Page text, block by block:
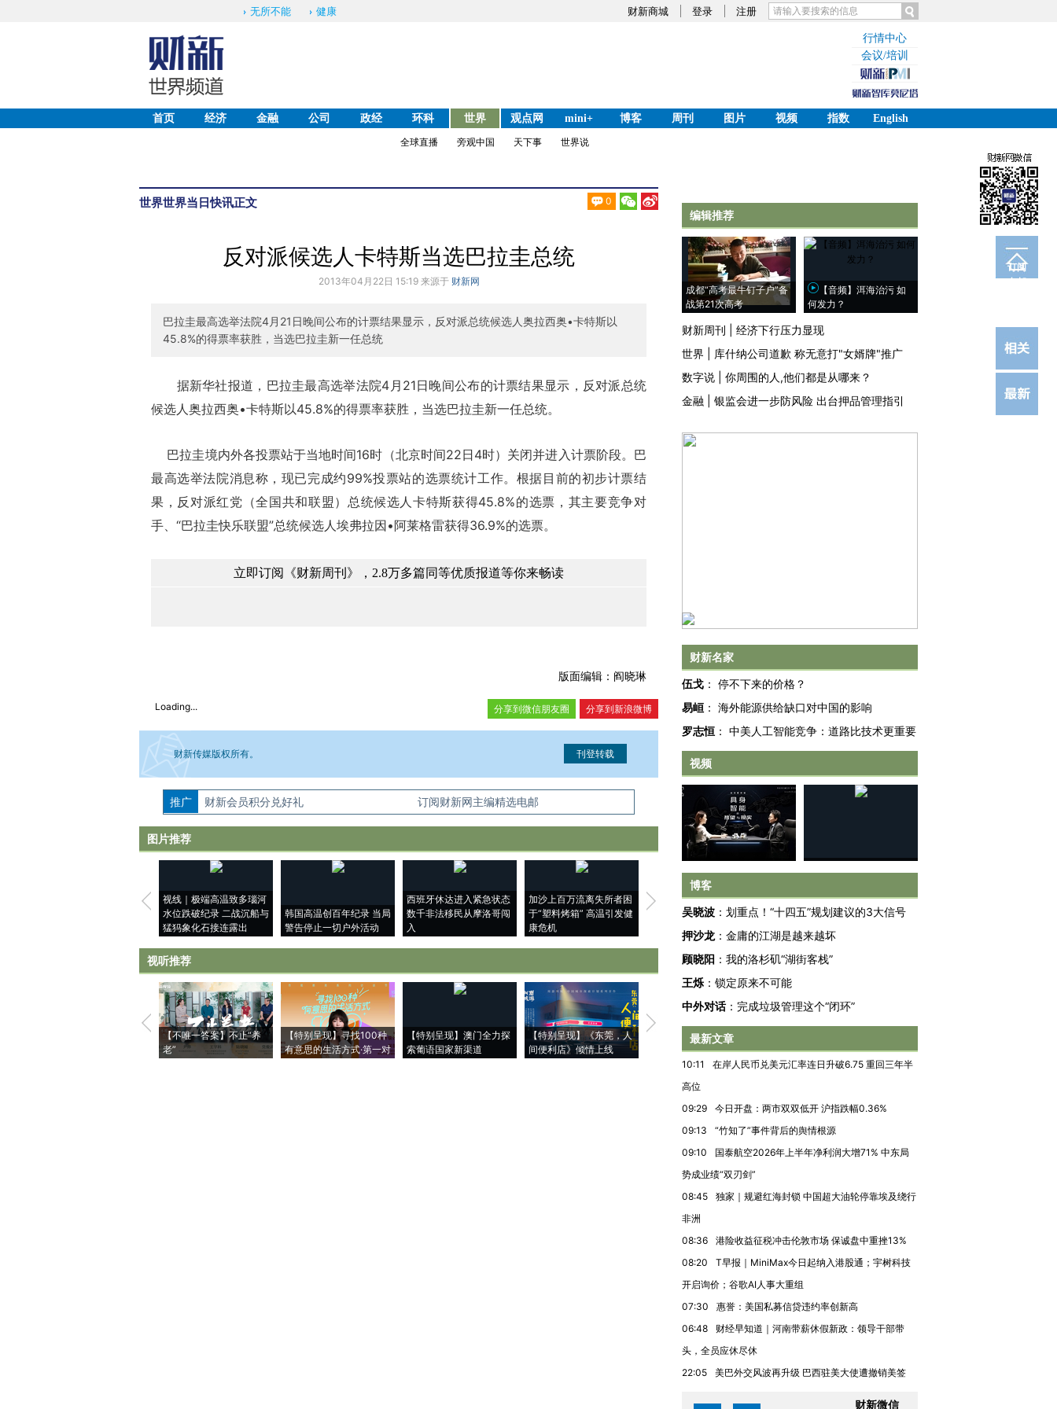
财新商城 登录 注册
无所不能 健康
行情中心
会议/培训
首页 经济 金融 公司 政经 环科 世界 观点网 mini+ 博客 周刊 图片 视频 指数
English
全球直播
旁观中国 天下事 世界说
世界世界当日快讯正文 0
订阅
电邮
反对派候选人卡特斯当选巴拉圭总统
2013年04月22日 15:19 来源于 财新网
巴拉圭最高选举法院4月21日晚间公布的计票结果显示，反对派总统候选人奥拉西奥•卡特斯以
45.8%的得票率获胜，当选巴拉圭新一任总统
据新华社报道，巴拉圭最高选举法院4月21日晚间公布的计票结果显示，反对派总统
候选人奥拉西奥•卡特斯以45.8%的得票率获胜，当选巴拉圭新一任总统。
巴拉圭境内外各投票站于当地时间16时（北京时间22日4时）关闭并进入计票阶段。巴
最高选举法院消息称，现已完成约99%投票站的选票统计工作。根据目前的初步计票结
果，反对派红党（全国共和联盟）总统候选人卡特斯获得45.8%的选票，其主要竞争对
手、“巴拉圭快乐联盟”总统候选人埃弗拉因•阿莱格雷获得36.9%的选票。
立即订阅《财新周刊》，2.8万多篇同等优质报道等你来畅读
版面编辑：阎晓琳
Loading... 分享到新浪微博
分享到微信朋友圈
财新传媒版权所有。
如需刊登转载请点击右侧按钮，提交相关信息。经确认即可刊登转载。
推广 财新会员积分兑好礼 订阅财新网主编精选电邮
图片推荐
视线｜极端高温致多瑙河
水位跌破纪录 二战沉船与
猛犸象化石接连露出
韩国高温创百年纪录 当局
警告停止一切户外活动
西班牙休达进入紧急状态
数千非法移民从摩洛哥闯
入
加沙上百万流离失所者困
于“塑料烤箱” 高温引发健
康危机
马航飞行员跨国走私7万
粒摇头丸 尿检体内含3种
泽连斯基密集出访美英 索
要防空导弹“救急”
秘鲁纳斯卡观光飞机坠毁
视听推荐
【不唯一答案】不止“养
老”
【特别呈现】寻找100种
有意思的生活方式·第一对
【特别呈现】澳门全力探
索葡语国家新渠道
【特别呈现】《东莞，人
间便利店》倾情上线
【推广】走进第四届链博
会，让数智科技“链”接产
有意思的生活方式·第三对
住三大增长引擎是什么？
编辑推荐
成都“高考最牛钉子户”备
战第21次高考
【音频】洱海治污 如
何发力？
财新周刊
经济下行压力显现
世界
库什纳公司道歉 称无意打"女婿牌"推广
数字说
你周围的人,他们都是从哪来？
金融
银监会进一步防风险 出台押品管理指引
财新名家
伍戈 ： 停不下来的价格？
易峘 ： 海外能源供给缺口对中国的影响
罗志恒 ： 中美人工智能竞争：道路比技术更重要
视频
博客
吴晓波 ： 划重点！“十四五”规划建议的3大信号
押沙龙 ： 金庸的江湖是越来越坏
顾晓阳 ： 我的洛杉矶“湖街客栈”
王烁 ： 锁定原来不可能
中外对话： 完成垃圾管理这个“闭环”
最新文章
10:11
在岸人民币兑美元汇率连日升破6.75 重回三年半
高位
09:29
今日开盘：两市双双低开 沪指跌幅0.36%
09:13
“竹知了”事件背后的舆情根源
09:10
国泰航空2026年上半年净利润大增71% 中东局
势成业绩“双刃剑”
08:45
独家｜规避红海封锁 中国超大油轮停靠埃及绕行
非洲
08:36
港险收益征税冲击伦敦市场 保诚盘中重挫13%
08:20
T早报｜MiniMax今日起纳入港股通；宇树科技
开启询价；谷歌AI人事大重组
07:30
惠誉：美国私募信贷违约率创新高
06:48
财经早知道｜河南带薪休假新政：领导干部带
头，全员应休尽休
22:05
美巴外交风波再升级 巴西驻美大使遭撤销美签
财新微信